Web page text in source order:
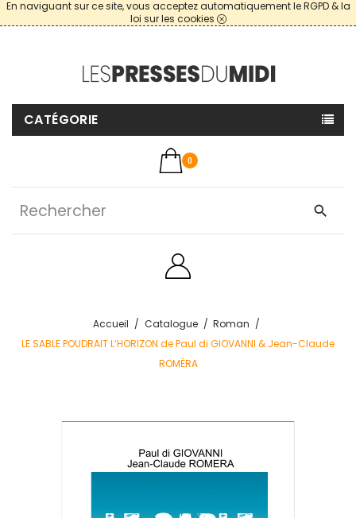
En naviguant sur ce site, vous acceptez automatiquement le RGPD & la
loi sur les cookies
CATÉGORIE
0
search
Accueil Catalogue
Roman
LE SABLE POUDRAIT L’HORIZON de Paul di GIOVANNI & Jean-Claude
ROMÉRA